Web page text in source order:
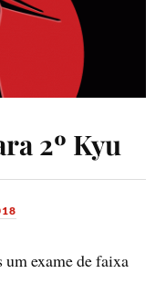
2º Kyu
exame de faixa